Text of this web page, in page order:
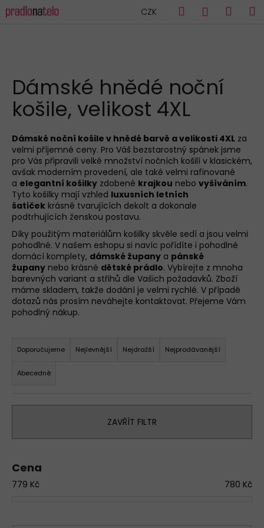
na
CZK Hledat
Dámské hnědé noční
košile, velikost 4XL
Dámské noční košile v hnědé barvě a velikosti 4XL za
velmi příjemné ceny. Pro Váš bezstarostný spánek jsme
pro Vás připravili velké množství nočních košilí v klasickém,
avšak moderním provedení, ale také velmi rafinované
a elegantní košilky zdobené krajkou nebo vyšíváním.
Tyto košilky mají vzhled luxusních letních
šatiček krásně tvarujících dekolt a dokonale
podtrhujících ženskou postavu.
Díky použitým materiálům košilky skvěle sedí a jsou velmi
pohodlné. V našem eshopu si navíc pořídíte i pohodlné
domácí komplety, dámské župany a pánské
župany nebo krásné dětské prádlo. Vybírejte z mnoha
barevných variant a střihů dle Vašich požadavků. Zboží
máme skladem, takže dodání je velmi rychlé. V případě
dotazů nás prosím neváhejte kontaktovat. Přejeme Vám
pohodlný nákup.
a
r
d
u
Doporučujeme Nejlevnější Nejdražší Nejprodávanější
Abecedně
ZAVŘÍT FILTR
Cena
779 Kč 780 Kč
K
o
o
p
o
ř
e
b
u
j
e
t
e
n
a
j
í
D
o
o
č
j
e